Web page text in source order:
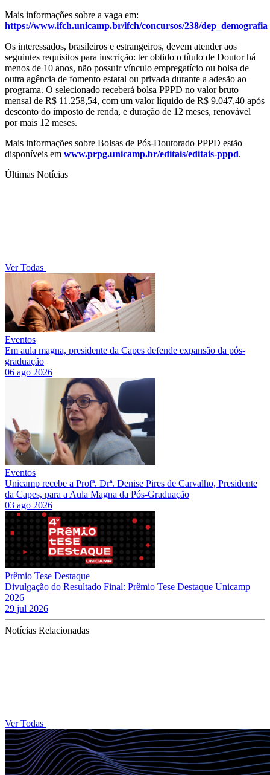
Mais informações sobre a vaga em:
https://www.ifch.unicamp.br/ifch/concursos/238/dep_demografia
Os interessados, brasileiros e estrangeiros, devem atender aos
seguintes requisitos para inscrição: ter obtido o título de Doutor há
menos de 10 anos, não possuir vínculo empregatício ou bolsa de
outra agência de fomento estatal ou privada durante a adesão ao
programa. O selecionado receberá bolsa PPPD no valor bruto
mensal de R$ 11.258,54, com um valor líquido de R$ 9.047,40 após
desconto do imposto de renda, e duração de 12 meses, renovável
por mais 12 meses.
Mais informações sobre Bolsas de Pós-Doutorado PPPD estão
disponíveis em www.prpg.unicamp.br/editais/editais-pppd.
Últimas Notícias
Ver Todas
Eventos
Em aula magna, presidente da Capes defende expansão da pós-
graduação
06 ago 2026
Eventos
Unicamp recebe a Profª. Drª. Denise Pires de Carvalho, Presidente
da Capes, para a Aula Magna da Pós-Graduação
03 ago 2026
Prêmio Tese Destaque
Divulgação do Resultado Final: Prêmio Tese Destaque Unicamp
2026
29 jul 2026
Notícias Relacionadas
Ver Todas